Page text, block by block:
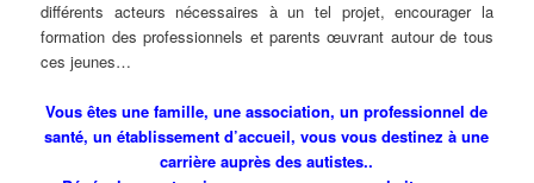
différents acteurs nécessaires à un tel projet, encourager la
formation des professionnels et parents œuvrant autour de tous
ces jeunes…
Vous êtes une famille, une association, un professionnel de
santé, un établissement d’accueil, vous vous destinez à une
carrière auprès des autistes..